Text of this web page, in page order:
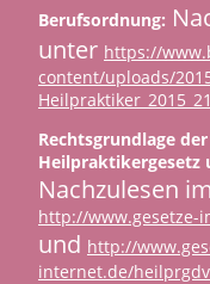
Berufsordnung:
unter https://
content/uploads/
Rechtsgrundlage
Heilpraktikergesetz
Nachzulesen
http://
und http://
internet.de/